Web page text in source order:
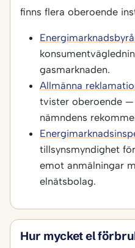
finns flera oberoende
gasmarknaden.
Allmänna
tvister oberoende —
nämndens
tillsynsmyndighet
emot anmälningar
elnätsbolag.
Hur mycket el